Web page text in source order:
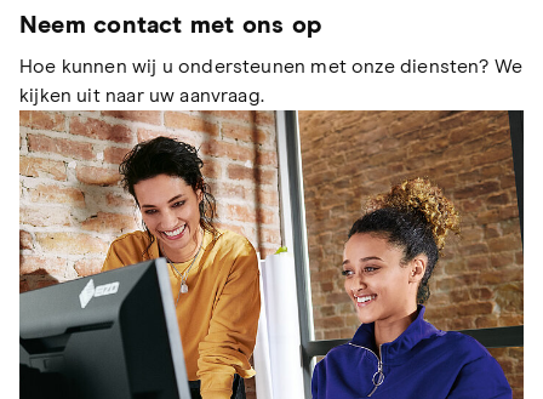
Neem contact met ons op
Hoe kunnen wij u ondersteunen met onze diensten? We
kijken uit naar uw aanvraag.